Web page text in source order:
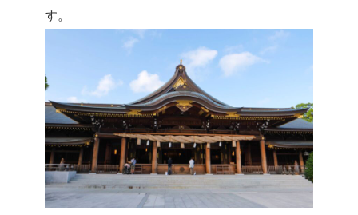
す。